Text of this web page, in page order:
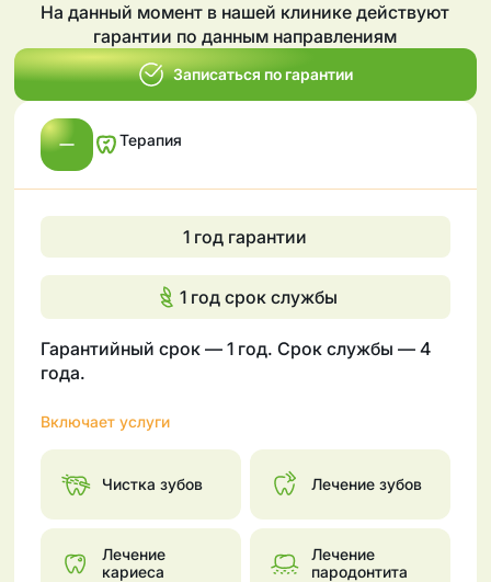
На данный момент в нашей клинике действуют
гарантии по данным направлениям
Записаться по гарантии
Терапия
1 год гарантии
1 год срок службы
Гарантийный срок — 1 год. Срок службы — 4
года.
Включает услуги
Чистка зубов Лечение зубов
Лечение
кариеса
Лечение
пародонтита